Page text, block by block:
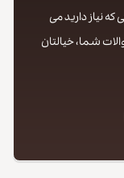
نیاز دارید می
شما، خیالتان